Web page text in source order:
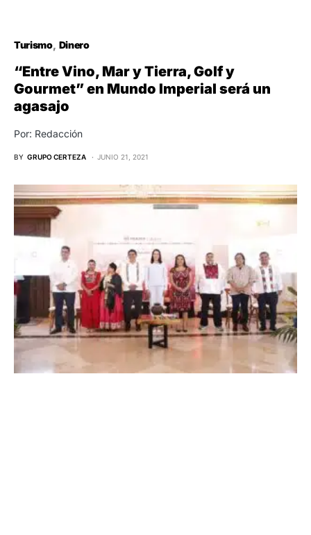
Turismo Dinero
“Entre Vino, Mar y Tierra, Golf y
Gourmet” en Mundo Imperial será un
agasajo
Por: Redacción
BY GRUPO CERTEZA JUNIO 21, 2021